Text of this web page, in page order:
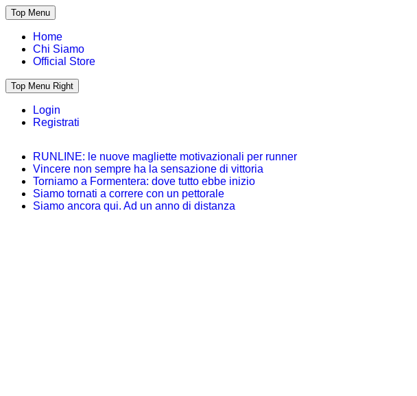
Top Menu
Home
Chi Siamo
Official Store
Top Menu Right
Login
Registrati
RUNLINE: le nuove magliette motivazionali per runner
Vincere non sempre ha la sensazione di vittoria
Torniamo a Formentera: dove tutto ebbe inizio
Siamo tornati a correre con un pettorale
Siamo ancora qui. Ad un anno di distanza